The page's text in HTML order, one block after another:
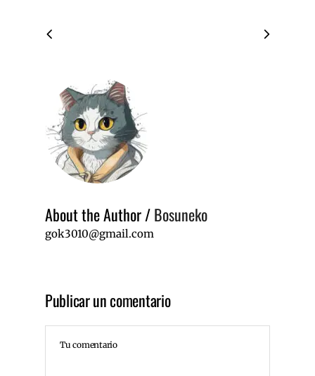
About the Author/Bosuneko
gok3010@gmail.com
Publicar un comentario